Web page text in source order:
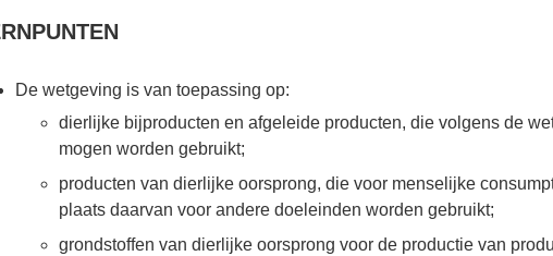
De wetgeving is van toepassing op:
dierlijke bijproducten en afgeleide producten, die volgens de
mogen worden gebruikt;
producten van dierlijke oorsprong, die voor menselijke
plaats daarvan voor andere doeleinden worden gebruikt;
grondstoffen van dierlijke oorsprong voor de productie van